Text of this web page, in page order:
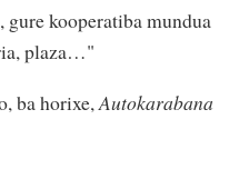
kooperatiba mundua
plaza…"
ba horixe,Autokarabana